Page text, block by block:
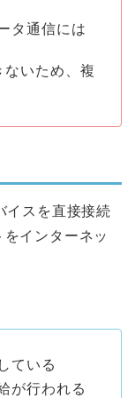
タ通信には
いため、複
イスを直接接続
インターネッ
ている
が行われる